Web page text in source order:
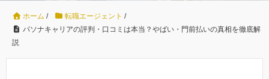
ホーム / 転職エージェント /
パソナキャリアの評判・口コミは本当？やばい・門前払いの真相を徹底解
説